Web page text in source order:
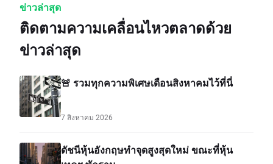
ข่าวล่าสุด
ติดตามความเคลื่อนไหวตลาดด้วย
ข่าวล่าสุด
🚨 รวมทุกความพิเศษเดือนสิงหาคมไว้ที่นี่
7 สิงหาคม 2026
ดัชนีหุ้นอังกฤษทำจุดสูงสุดใหม่ ขณะที่หุ้น